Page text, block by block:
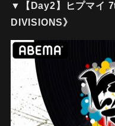
▼【Day2】ヒプマイ
DIVISIONS》